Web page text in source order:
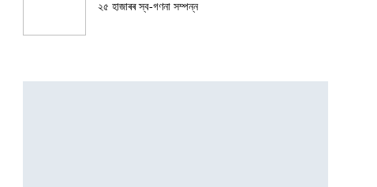
২৫ হাজাৰৰ স্ব-গণনা সম্পন্ন